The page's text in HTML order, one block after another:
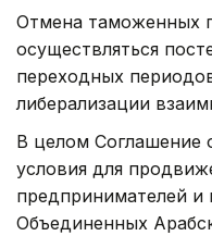
Отмена таможенных
осуществляться
переходных
либерализации
В целом Соглашение
условия для
предпринимателей и
Объединенных